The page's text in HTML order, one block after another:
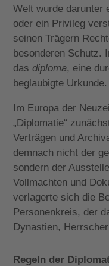
Welt wurde darunter
oder ein Privileg
seinen Trägern
besonderen Schutz.
dasdiploma, eine
beglaubigte Urkunde.
Im Europa der
„Diplomatie“
Verträgen und
demnach nicht der
sondern der
Vollmachten und
verlagerte sich die
Personenkreis, der
Dynastien,
Regeln der